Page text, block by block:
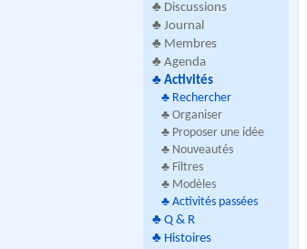
♣ Discussions
♣ Journal
♣ Membres
♣ Agenda
♣ Activités
♣ Rechercher
♣ Organiser
♣ Proposer une idée
♣ Nouveautés
♣ Filtres
♣ Modèles
♣ Activités passées
♣ Q & R
♣ Histoires